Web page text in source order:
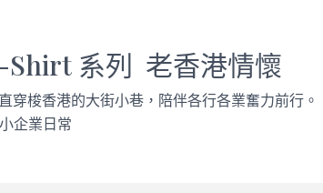
Shirt 系列 老香港情懷
穿梭香港的大街小巷，陪伴各行各業奮力前行。
企業日常